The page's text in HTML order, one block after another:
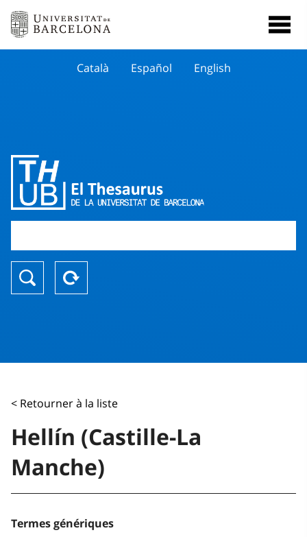
Català Español English
< Retourner à la liste
Hellín (Castille-La
Manche)
Termes génériques